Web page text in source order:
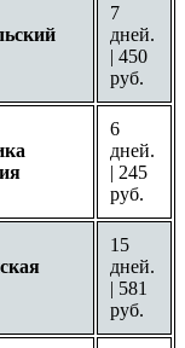
7
дней.
| 450
руб.
6
дней.
| 245
руб.
15
дней.
| 581
руб.